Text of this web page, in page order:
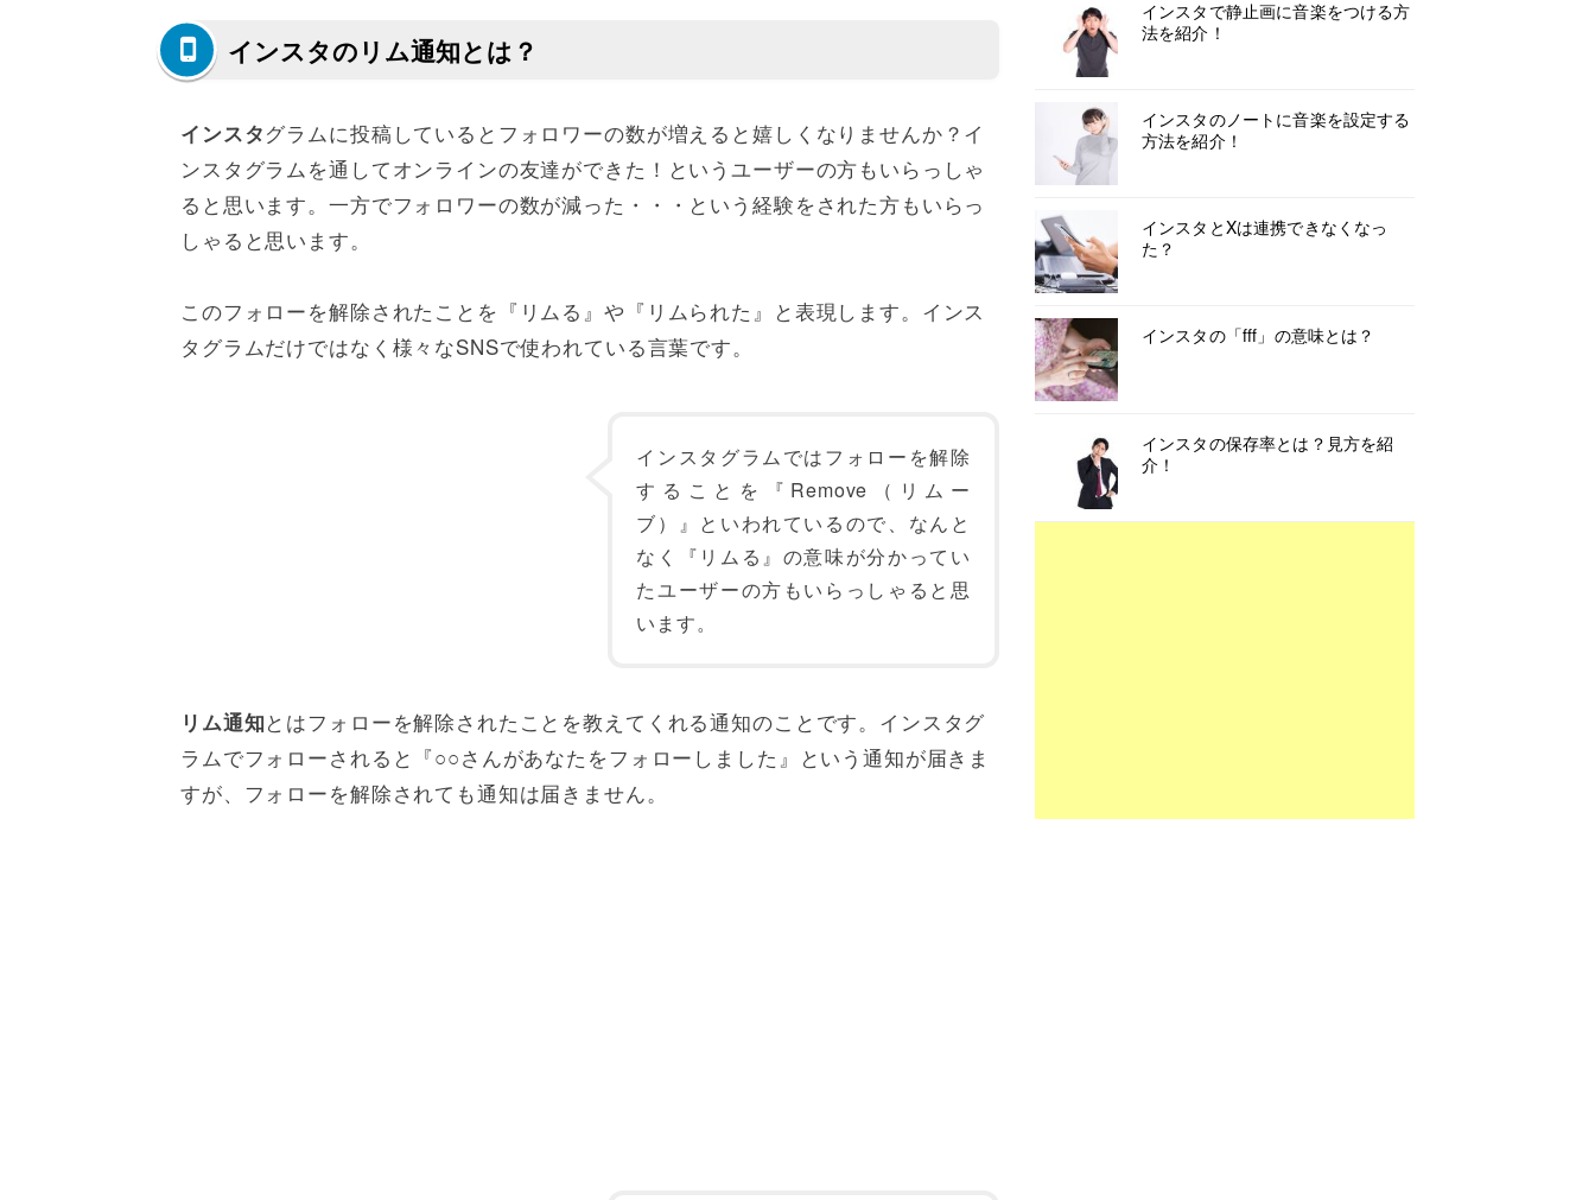
インスタのリム通知とは？
インスタグラムに投稿しているとフォロワーの数が増えると嬉しくなりませんか？イ
ンスタグラムを通してオンラインの友達ができた！というユーザーの方もいらっしゃ
ると思います。一方でフォロワーの数が減った・・・という経験をされた方もいらっ
しゃると思います。
このフォローを解除されたことを『リムる』や『リムられた』と表現します。インス
タグラムだけではなく様々なSNSで使われている言葉です。
インスタグラムではフォローを解除
することを『Remove（リムー
ブ）』といわれているので、なんと
なく『リムる』の意味が分かってい
たユーザーの方もいらっしゃると思
います。
リム通知とはフォローを解除されたことを教えてくれる通知のことです。インスタグ
ラムでフォローされると『○○さんがあなたをフォローしました』という通知が届きま
すが、フォローを解除されても通知は届きません。
インスタで静止画に音楽をつける方
法を紹介！
インスタのノートに音楽を設定する
方法を紹介！
インスタとXは連携できなくなっ
た？
インスタの「fff」の意味とは？
インスタの保存率とは？見方を紹
介！